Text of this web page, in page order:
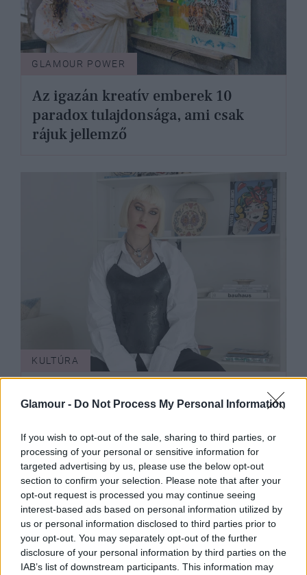
Glamour - Do Not Process My Personal Information
If you wish to opt-out of the sale, sharing to third parties, or
processing of your personal or sensitive information for
targeted advertising by us, please use the below opt-out
section to confirm your selection. Please note that after your
opt-out request is processed you may continue seeing
interest-based ads based on personal information utilized by
us or personal information disclosed to third parties prior to
your opt-out. You may separately opt-out of the further
disclosure of your personal information by third parties on the
IAB’s list of downstream participants. This information may
GLAMOUR POWER
Az igazán kreatív emberek 10
paradox tulajdonsága, ami csak
rájuk jellemző
KULTÚRA
A
kerámiázás az egyik legjobb
kapcsolatépítő - beszélgetés Katona
Zsófi kreatív alkotóval